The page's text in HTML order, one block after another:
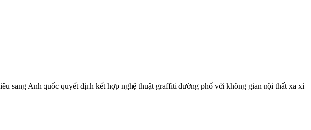
sang Anh quốc quyết định kết hợp nghệ thuật graffiti đường phố với không gian nội thất xa xỉ